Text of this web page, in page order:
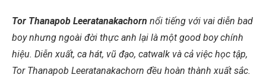
Tor Thanapob Leeratanakachorn nổi tiếng với vai diễn bad
boy nhưng ngoài đời thực anh lại là một good boy chính
hiệu. Diễn xuất, ca hát, vũ đạo, catwalk và cả việc học tập,
Tor Thanapob Leeratanakachorn đều hoàn thành xuất sắc.